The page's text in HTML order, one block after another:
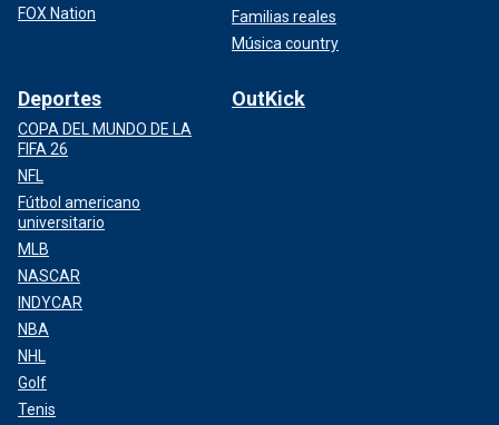
FOX Nation
Familias reales
Música country
Deportes
COPA DEL MUNDO DE LA
FIFA 26
NFL
Fútbol americano
universitario
MLB
NASCAR
INDYCAR
NBA
NHL
Golf
Tenis
OutKick